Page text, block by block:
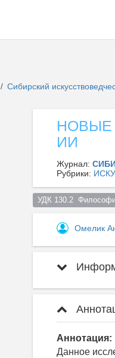
/ Сибирский
НОВЫЕ
ИИ
Журнал:
Рубрики:
УДК 130.2
Омелик
Аннотация:
Данное